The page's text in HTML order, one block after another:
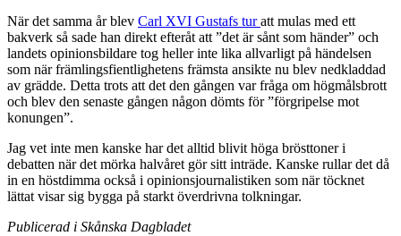
När det samma år blev Carl XVI Gustafs turatt mulas med ett
bakverk så sade han direkt efteråt att ”det är sånt som händer” och
landets opinionsbildare tog heller inte lika allvarligt på händelsen
som när främlingsfientlighetens främsta ansikte nu blev nedkladdad
av grädde. Detta trots att det den gången var fråga om högmålsbrott
och blev den senaste gången någon dömts för ”förgripelse mot
konungen”.
Jag vet inte men kanske har det alltid blivit höga brösttoner i
debatten när det mörka halvåret gör sitt inträde. Kanske rullar det då
in en höstdimma också i opinionsjournalistiken som när töcknet
lättat visar sig bygga på starkt överdrivna tolkningar.
Publicerad i Skånska Dagbladet